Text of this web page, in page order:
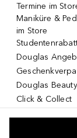
Termine im
Maniküre &
im Store
Douglas
Douglas
Click & Collect